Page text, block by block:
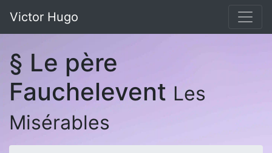
Victor Hugo
§ Le père
Fauchelevent Les
Misérables